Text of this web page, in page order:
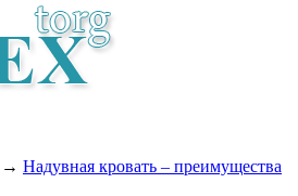
→ Надувная кровать – преимущества